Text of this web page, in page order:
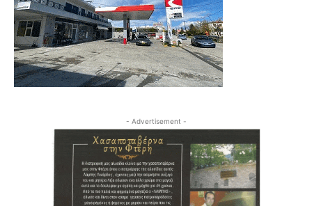
- Advertisement -